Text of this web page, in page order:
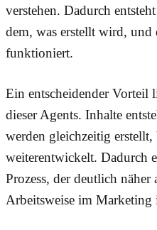
verstehen. Dadurch
dem, was erstellt wird, und
funktioniert.
Ein entscheidender Vorteil
dieser Agents. Inhalte
werden gleichzeitig erstellt,
weiterentwickelt. Dadurch
Prozess, der deutlich näher
Arbeitsweise im Marketing